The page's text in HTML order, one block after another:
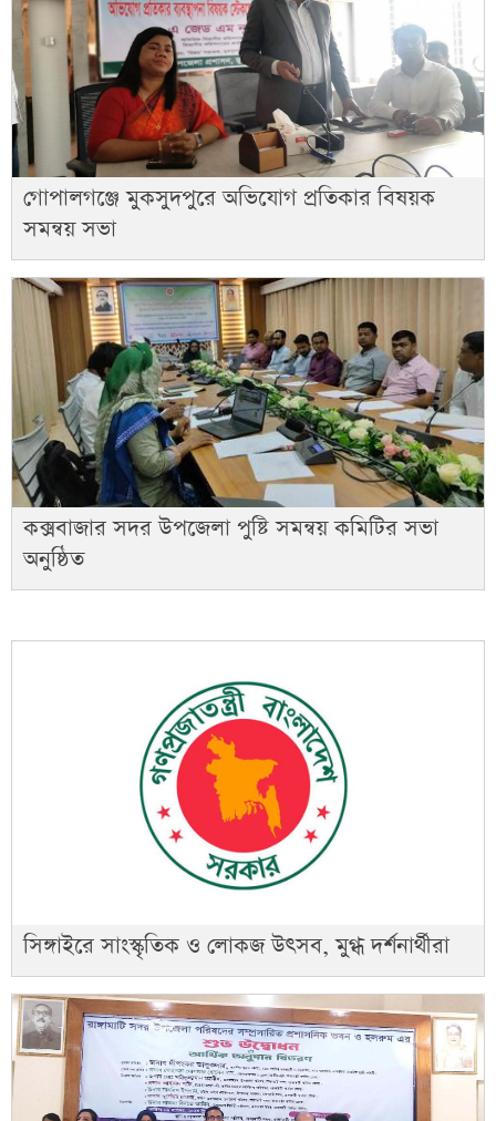
গোপালগঞ্জে মুকসুদপুরে অভিযোগ প্রতিকার বিষয়ক
সমন্বয় সভা
কক্সবাজার সদর উপজেলা পুষ্টি সমন্বয় কমিটির সভা
অনুষ্ঠিত
সিঙ্গাইরে সাংস্কৃতিক ও লোকজ উৎসব, মুগ্ধ দর্শনার্থীরা